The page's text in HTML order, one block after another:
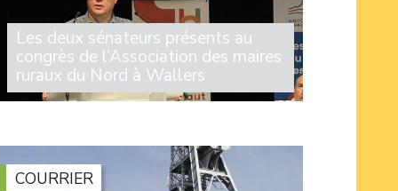
Les deux sénateurs présents au
congrès de l’Association des maires
ruraux du Nord à Wallers
Michelle Gréaume et Alexandre Basquin
jeudi 25 juin à Wallers avec des dizaines
d’élus des communes adhérentes (...)
COURRIER